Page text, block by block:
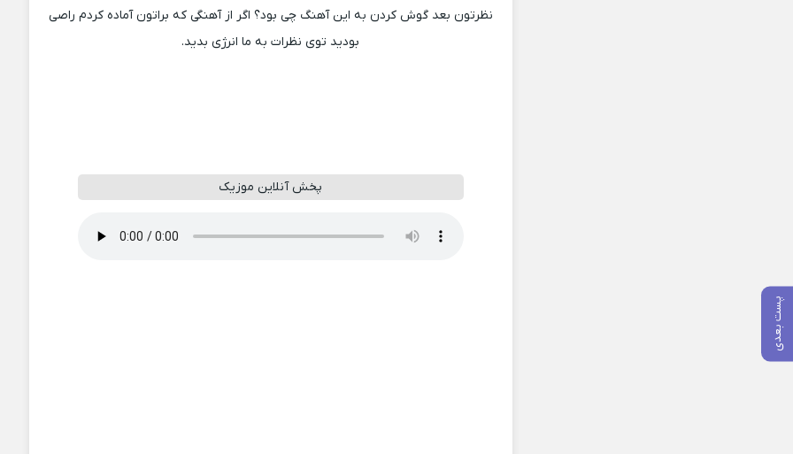
پست بعدی
نظرتون بعد گوش کردن به این آهنگ چی بود؟ اگر از آهنگی که براتون آماده کردم راصی
بودید توی نظرات به ما انرژی بدید.
پخش آنلاین موزیک